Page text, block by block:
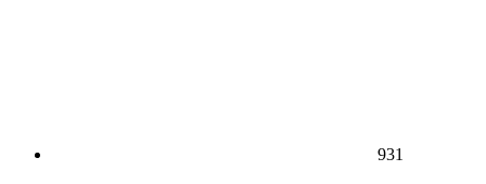
931